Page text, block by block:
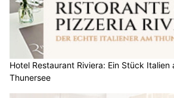
Hotel Restaurant Riviera: Ein Stück
Thunersee